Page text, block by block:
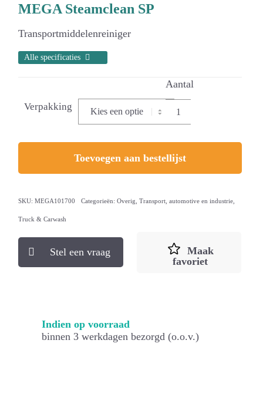
MEGA Steamclean SP
Transportmiddelenreiniger
Alle specificaties
Verpakking
Toevoegen aan bestellijst
SKU:MEGA101700 Categorieën:Overig ,Transport, automotive en industrie
Truck & Carwash
Stel een vraag
Maak
favoriet
Indien op voorraad
binnen 3 werkdagen bezorgd (o.o.v.)